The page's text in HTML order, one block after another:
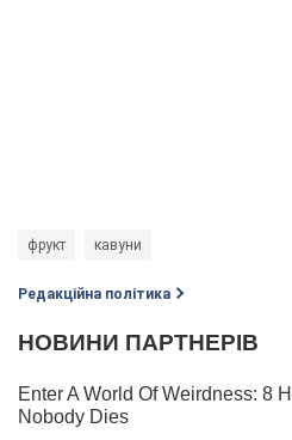
фрукт кавуни
Редакційна політика